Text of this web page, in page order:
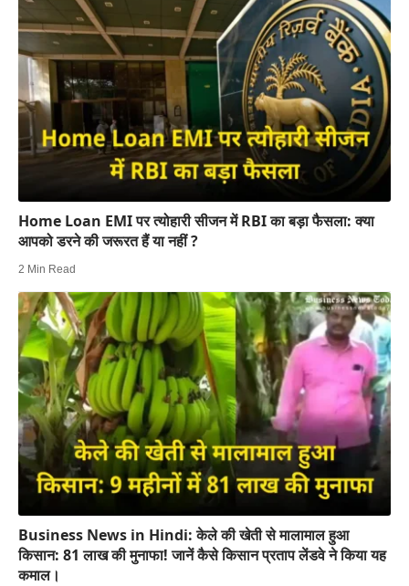
Home Loan EMI पर त्योहारी सीजन में RBI का बड़ा फैसला: क्या
आपको डरने की जरूरत हैं या नहीं ?
2 Min Read
Business News in Hindi: केले की खेती से मालामाल हुआ
किसान: 81 लाख की मुनाफा! जानें कैसे किसान प्रताप लेंडवे ने किया यह
कमाल।